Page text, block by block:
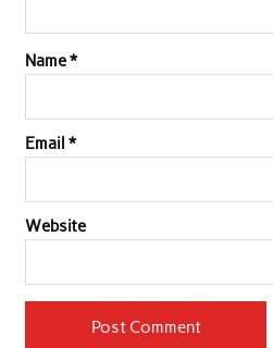
Name*
Email *
Website